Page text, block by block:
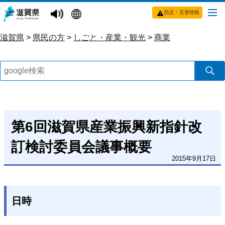
防災・災害情報
滋賀県 > 県民の方 > しごと・産業・観光 > 商業
第6回滋賀県産業振興新指針改
訂検討委員会議事概要
2015年9月17日
日時